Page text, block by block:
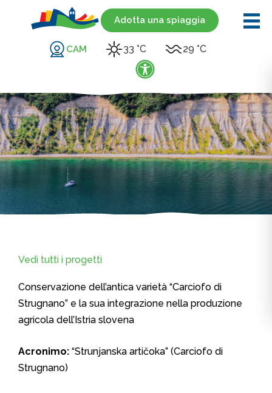
Adotta una spiaggia
CAM 33 °C 29 °C
Vedi tutti i progetti
Conservazione dell’antica varietà “Carciofo di
Strugnano” e la sua integrazione nella produzione
agricola dell’Istria slovena
Acronimo: “Strunjanska artičoka” (Carciofo di
Strugnano)